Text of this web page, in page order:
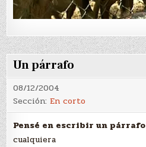
Un párrafo
08/12/2004
Sección:En corto
Pensé en escribir un párrafo
cualquiera